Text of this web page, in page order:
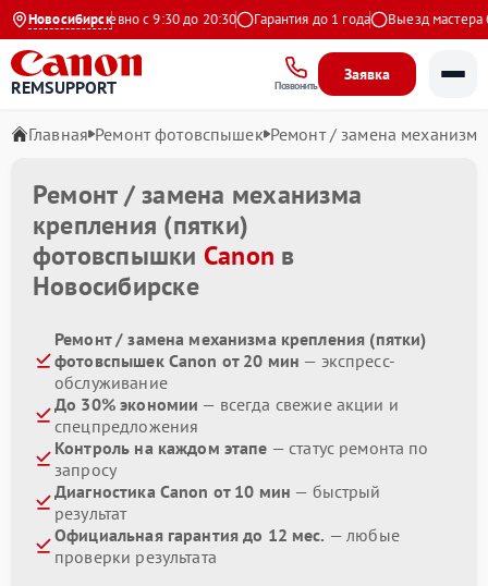
Новосибирск
Ежедневно с 9:30 до 20:30 Гарантия до 1 года Выезд мастера
REMSUPPORT Позвонить
Заявка
Главная Ремонт фотовспышек Ремонт / замена
Ремонт / замена механизма
крепления (пятки)
фотовспышки Canon в
Новосибирске
Ремонт / замена механизма крепления (пятки)
фотовспышек Canon от 20 мин — экспресс-
обслуживание
До 30% экономии — всегда свежие акции и
спецпредложения
Контроль на каждом этапе — статус ремонта по
запросу
Диагностика Canon от 10 мин — быстрый
результат
Официальная гарантия до 12 мес. — любые
проверки результата